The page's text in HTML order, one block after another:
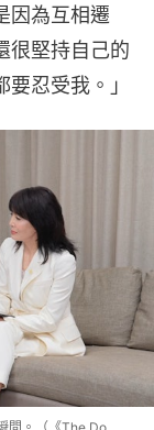
因為互相遷
很堅持自己的
忍受我。」